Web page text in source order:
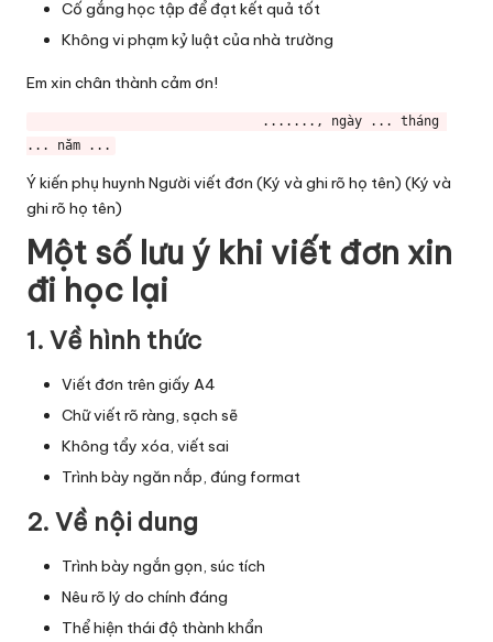
Cố gắng học tập để đạt kết quả tốt
Không vi phạm kỷ luật của nhà trường
Em xin chân thành cảm ơn!
... năm ...
Ý kiến phụ huynh Người viết đơn (Ký và ghi rõ họ tên) (Ký và
ghi rõ họ tên)
Một số lưu ý khi viết đơn xin
đi học lại
1. Về hình thức
Viết đơn trên giấy A4
Chữ viết rõ ràng, sạch sẽ
Không tẩy xóa, viết sai
Trình bày ngăn nắp, đúng format
2. Về nội dung
Trình bày ngắn gọn, súc tích
Nêu rõ lý do chính đáng
Thể hiện thái độ thành khẩn